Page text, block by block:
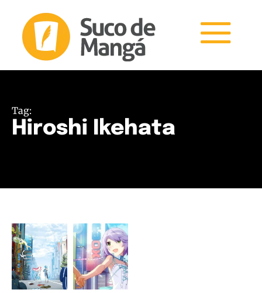
Tag:
Hiroshi Ikehata